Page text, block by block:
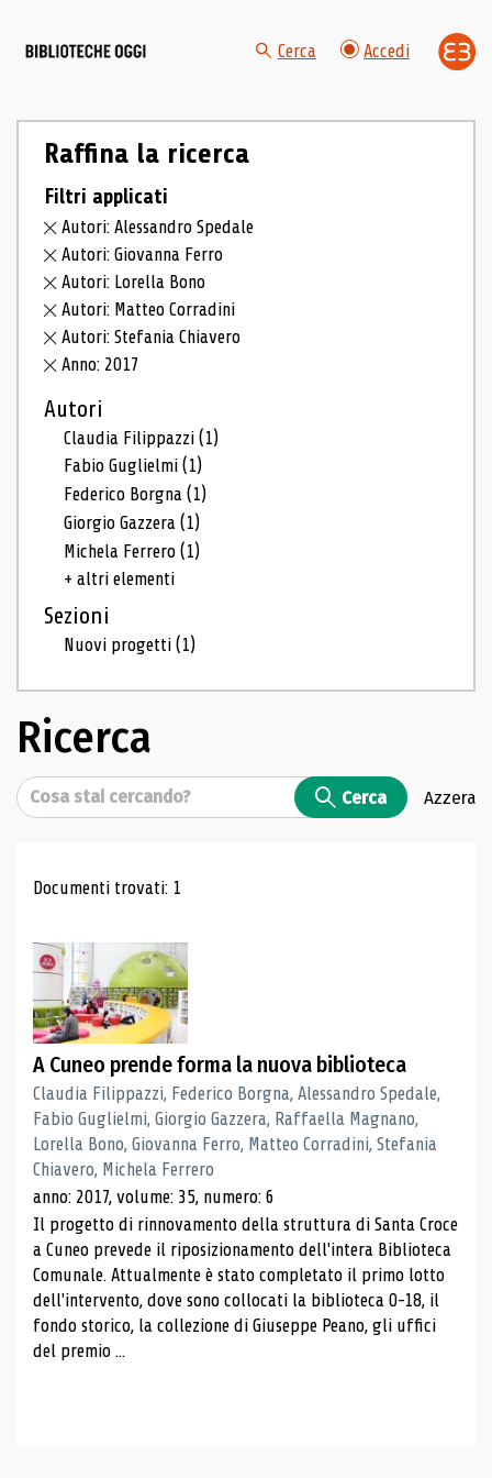
Cerca Accedi
Raffina la ricerca
Filtri applicati
Autori: Alessandro Spedale
Autori: Giovanna Ferro
Autori: Lorella Bono
Autori: Matteo Corradini
Autori: Stefania Chiavero
Anno: 2017
Autori
Claudia Filippazzi(1)
Fabio Guglielmi(1)
Federico Borgna(1)
Giorgio Gazzera(1)
Michela Ferrero(1)
+ altri elementi
Sezioni
Nuovi progetti(1)
Ricerca
Cerca Cerca Azzera
Risultati di ricerca
Documenti trovati: 1
A Cuneo prende forma la nuova biblioteca
Claudia Filippazzi, Federico Borgna, Alessandro Spedale,
Fabio Guglielmi, Giorgio Gazzera, Raffaella Magnano,
Lorella Bono, Giovanna Ferro, Matteo Corradini, Stefania
Chiavero, Michela Ferrero
anno: 2017, volume: 35, numero: 6
Il progetto di rinnovamento della struttura di Santa Croce
a Cuneo prevede il riposizionamento dell'intera Biblioteca
Comunale. Attualmente è stato completato il primo lotto
dell'intervento, dove sono collocati la biblioteca 0-18, il
fondo storico, la collezione di Giuseppe Peano, gli uffici
del premio ...